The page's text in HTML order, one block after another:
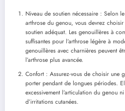
Niveau de soutien nécessaire : Selon
arthrose du genou, vous devrez
soutien adéquat. Les genouillères à
suffisantes pour l’arthrose légère à
genouillères avec charnières peuvent
l’arthrose plus avancée.
Confort : Assurez-vous de choisir une
porter pendant de longues périodes.
excessivement l’articulation du genou
d’irritations cutanées.